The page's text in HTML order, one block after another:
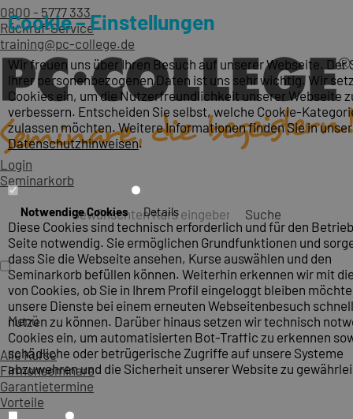
0800 - 5777 333
Rückruf-Service
training@pc-college.de
Login
Seminarkorb
Suche
Menü
Alle Kurse
Firmenseminare
Garantietermine
Vorteile
Cookie – Einstellungen
Wir freuen uns über Ihren Besuch auf unserer Webseite. Der
Ihrer personenbezogenen Daten ist uns sehr wichtig. Wir
Cookies ein, um die Nutzerfreundlichkeit unserer Webseite
verbessern. Entscheiden Sie selbst, welche Cookie-
zulassen möchten. Weitere Informationen finden Sie in
Datenschutzhinweisen.
Notwendige Cookies Details
Diese Cookies sind technisch erforderlich und für den
Seite notwendig. Sie ermöglichen Grundfunktionen und
dass Sie die Webseite ansehen, Kurse auswählen und den
Seminarkorb befüllen können. Weiterhin erkennen wir mit
von Cookies, ob Sie in Ihrem Profil eingeloggt bleiben
unsere Dienste bei einem erneuten Webseitenbesuch
nutzen zu können. Darüber hinaus setzen wir technisch
Cookies ein, um automatisierten Bot-Traffic zu erkennen
schädliche oder betrügerische Zugriffe auf unsere Systeme
abzuwehren und die Sicherheit unserer Website zu